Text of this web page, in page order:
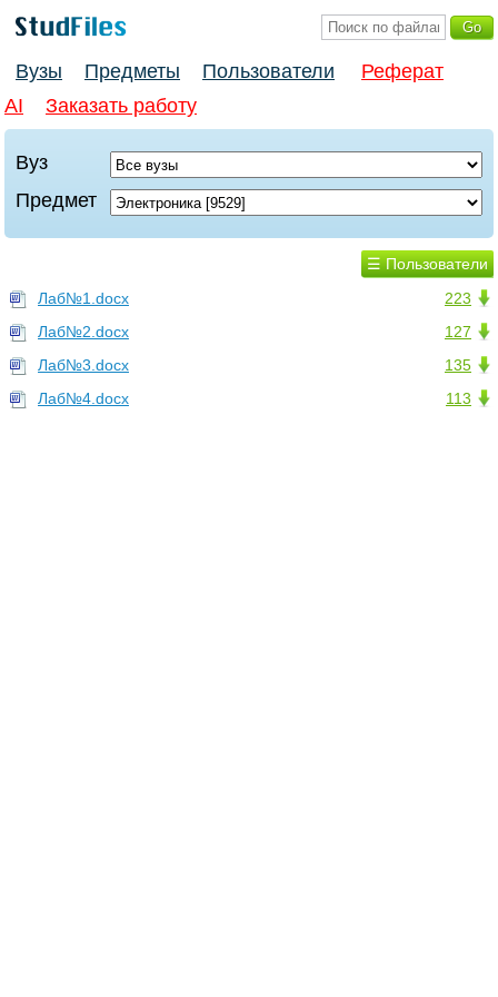
Вузы Предметы Пользователи
Реферат
AI
Заказать работу
Вуз
Предмет
☰ Пользователи
223
Лаб№1.docx
127
Лаб№2.docx
135
Лаб№3.docx
113
Лаб№4.docx